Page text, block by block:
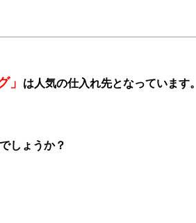
」 は人気の仕入れ先となっています。
しょうか？